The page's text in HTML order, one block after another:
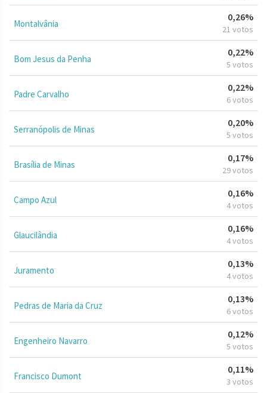
Montalvânia
0,26%
21 votos
Bom Jesus da Penha
0,22%
5 votos
Padre Carvalho
0,22%
6 votos
Serranópolis de Minas
0,20%
5 votos
Brasília de Minas
0,17%
29 votos
Campo Azul
0,16%
4 votos
Glaucilândia
0,16%
4 votos
Juramento
0,13%
4 votos
Pedras de Maria da Cruz
0,13%
6 votos
Engenheiro Navarro
0,12%
5 votos
Francisco Dumont
0,11%
3 votos